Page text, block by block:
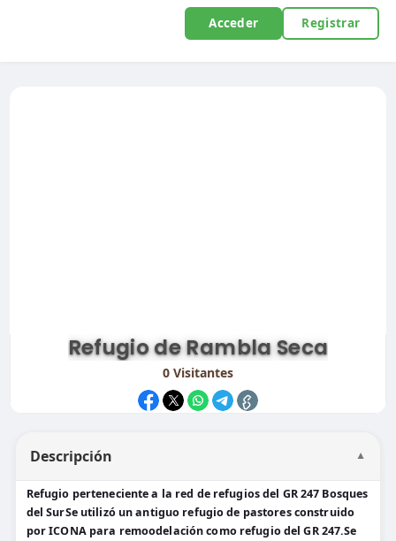
Acceder Registrar
Refugio de Rambla Seca
0Visitantes
Descripción ▼
Refugio perteneciente a la red de refugios del GR 247 Bosques
del SurSe utilizó un antiguo refugio de pastores construido
por ICONA para remoodelación como refugio del GR 247.Se